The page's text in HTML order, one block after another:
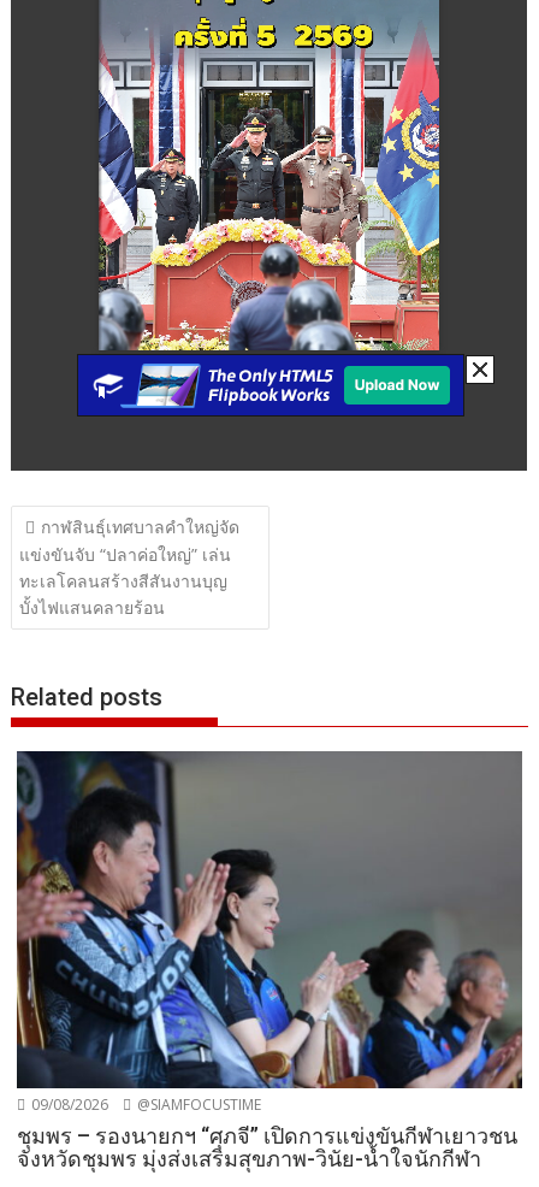
แนะแนว
เรื่อง
กาฬสินธุ์เทศบาลคำใหญ่จัด
แข่งขันจับ “ปลาค่อใหญ่” เล่น
ทะเลโคลนสร้างสีสันงานบุญ
บั้งไฟแสนคลายร้อน
Related posts
09/08/2026 @SIAMFOCUSTIME
ชุมพร – รองนายกฯ “ศุภจี” เปิดการแข่งขันกีฬาเยาวชน
จังหวัดชุมพร มุ่งส่งเสริมสุขภาพ-วินัย-น้ำใจนักกีฬา